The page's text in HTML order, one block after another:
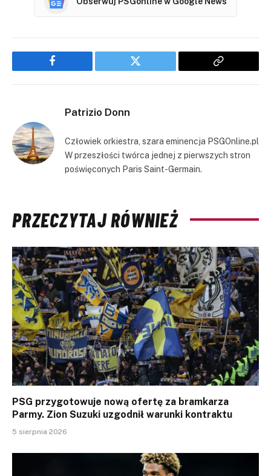
Facebook Twitter
Copy
Patrizio Donn
Człowiek orkiestra, szara eminencja PSGOnline.pl
W przeszłości twórca jednej z pierwszych stron
poświęconych Paris Saint-Germain.
PRZECZYTAJ RÓWNIEŻ
PSG przygotowuje nową ofertę za bramkarza
Parmy. Zion Suzuki uzgodnił warunki kontraktu
5 sierpnia 2026